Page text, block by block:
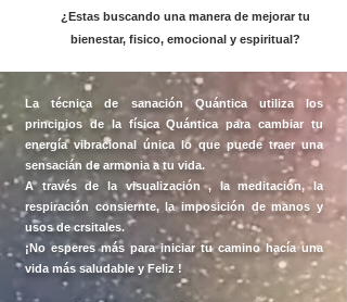
¿Estas buscando una manera de mejorar tu
bienestar, fisico, emocional y espiritual?
La técnica de sanación Quántica utiliza los
principios de la física Quántica para cambiar tu
energía vibracional única lo que puede traer una
sensacián de armonia a tu vida.
A través de la visualización , la meditación, la
respiración consiernte, la imposición de manos y
usos de crsitales.
¡No esperes más para iniciar tu camino hacía una
vida más saludable y Feliz !